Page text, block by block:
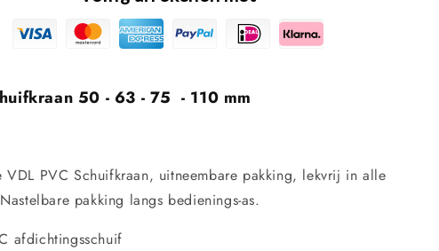
50 - 63 - 75 - 110 mm
VDL PVC Schuifkraan, uitneembare pakking, lekvrij in alle
pakking langs bedienings-as.
afdichtingsschuif